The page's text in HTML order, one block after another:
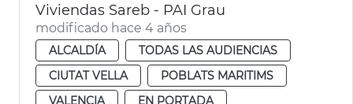
Viviendas Sareb - PAI Grau
modificado hace 4 años
ALCALDÍA
TODAS LAS AUDIENCIAS
CIUTAT VELLA
POBLATS MARITIMS
VALENCIA
EN PORTADA